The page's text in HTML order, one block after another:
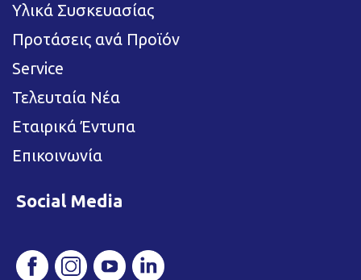
Υλικά Συσκευασίας
Προτάσεις ανά Προϊόν
Service
Τελευταία Νέα
Εταιρικά Έντυπα
Επικοινωνία
Social Media